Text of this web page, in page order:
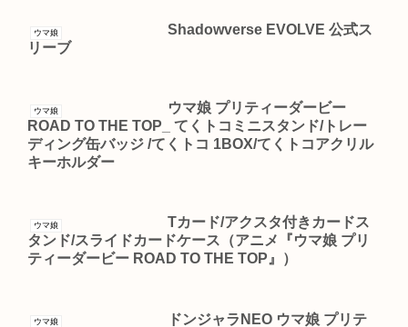
ウマ娘
Shadowverse EVOLVE 公式ス
リーブ
ウマ娘
ウマ娘 プリティーダービー
ROAD TO THE TOP_ てくトコミニスタンド/トレー
ディング缶バッジ /てくトコ 1BOX/てくトコアクリル
キーホルダー
ウマ娘
Tカード/アクスタ付きカードス
タンド/スライドカードケース（アニメ『ウマ娘 プリ
ティーダービー ROAD TO THE TOP』）
ウマ娘
ドンジャラNEO ウマ娘 プリテ